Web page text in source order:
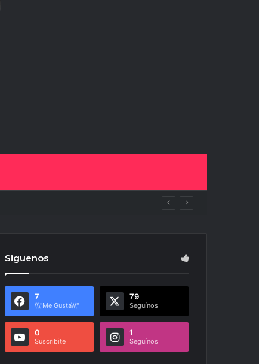
Siguenos
7
\\\"Me Gusta\\\"
79
Seguínos
0
Suscribite
1
Seguínos